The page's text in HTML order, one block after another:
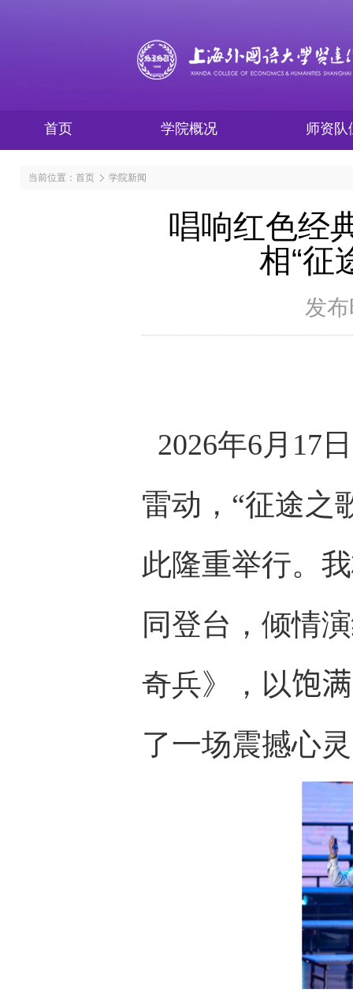
首页 学院概况 师资队
当前位置： 首页 学院新闻
唱响红色经
相“征
发
2026年6月 17
雷动，“征途之
此隆重举行。
同登台，倾情
奇兵》，以饱
了一场震撼心